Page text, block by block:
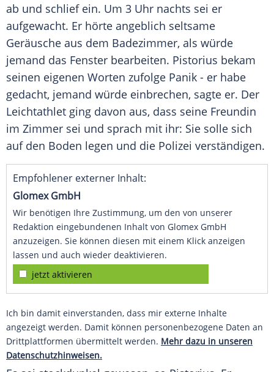
ab und schlief ein. Um 3 Uhr nachts sei er
aufgewacht. Er hörte angeblich seltsame
Geräusche aus dem Badezimmer, als würde
jemand das Fenster bearbeiten. Pistorius bekam
seinen eigenen Worten zufolge Panik - er habe
gedacht, jemand würde einbrechen, sagte er. Der
Leichtathlet ging davon aus, dass seine Freundin
im Zimmer sei und sprach mit ihr: Sie solle sich
auf den Boden legen und die Polizei verständigen.
Empfohlener externer Inhalt:
Glomex GmbH
Wir benötigen Ihre Zustimmung, um den von unserer
Redaktion eingebundenen Inhalt von Glomex GmbH
anzuzeigen. Sie können diesen mit einem Klick anzeigen
lassen und auch wieder deaktivieren.
jetzt aktivieren
Ich bin damit einverstanden, dass mir externe Inhalte
angezeigt werden. Damit können personenbezogene Daten an
Drittplattformen übermittelt werden. Mehr dazu in unseren
Datenschutzhinweisen.